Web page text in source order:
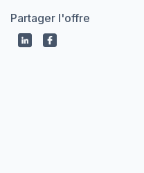
Partager l'offre